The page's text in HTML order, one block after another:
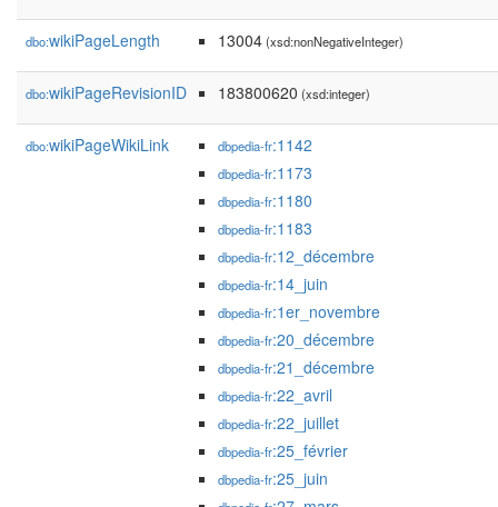
dbo:wikiPageLength 13004(xsd:nonNegativeInteger)
dbo:wikiPageRevisionID 183800620 (xsd:integer)
dbo:wikiPageWikiLink dbpedia-fr:1142
dbpedia-fr:1173
dbpedia-fr:1180
dbpedia-fr:1183
dbpedia-fr:12_décembre
dbpedia-fr:14_juin
dbpedia-fr:1er_novembre
dbpedia-fr:20_décembre
dbpedia-fr:21_décembre
dbpedia-fr:22_avril
dbpedia-fr:22_juillet
dbpedia-fr:25_février
dbpedia-fr:25_juin